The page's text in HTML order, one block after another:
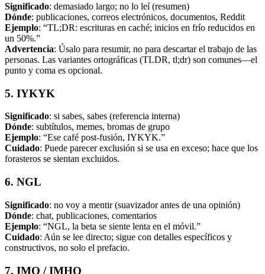
Significado: demasiado largo; no lo leí (resumen)
Dónde: publicaciones, correos electrónicos, documentos, Reddit
Ejemplo: “TL;DR: escrituras en caché; inicios en frío reducidos en
un 50%.”
Advertencia: Úsalo para resumir, no para descartar el trabajo de las
personas. Las variantes ortográficas (TLDR, tl;dr) son comunes—el
punto y coma es opcional.
5. IYKYK
Significado: si sabes, sabes (referencia interna)
Dónde: subtítulos, memes, bromas de grupo
Ejemplo: “Ese café post-fusión, IYKYK.”
Cuidado: Puede parecer exclusión si se usa en exceso; hace que los
forasteros se sientan excluidos.
6. NGL
Significado: no voy a mentir (suavizador antes de una opinión)
Dónde: chat, publicaciones, comentarios
Ejemplo: “NGL, la beta se siente lenta en el móvil.”
Cuidado: Aún se lee directo; sigue con detalles específicos y
constructivos, no solo el prefacio.
7. IMO / IMHO